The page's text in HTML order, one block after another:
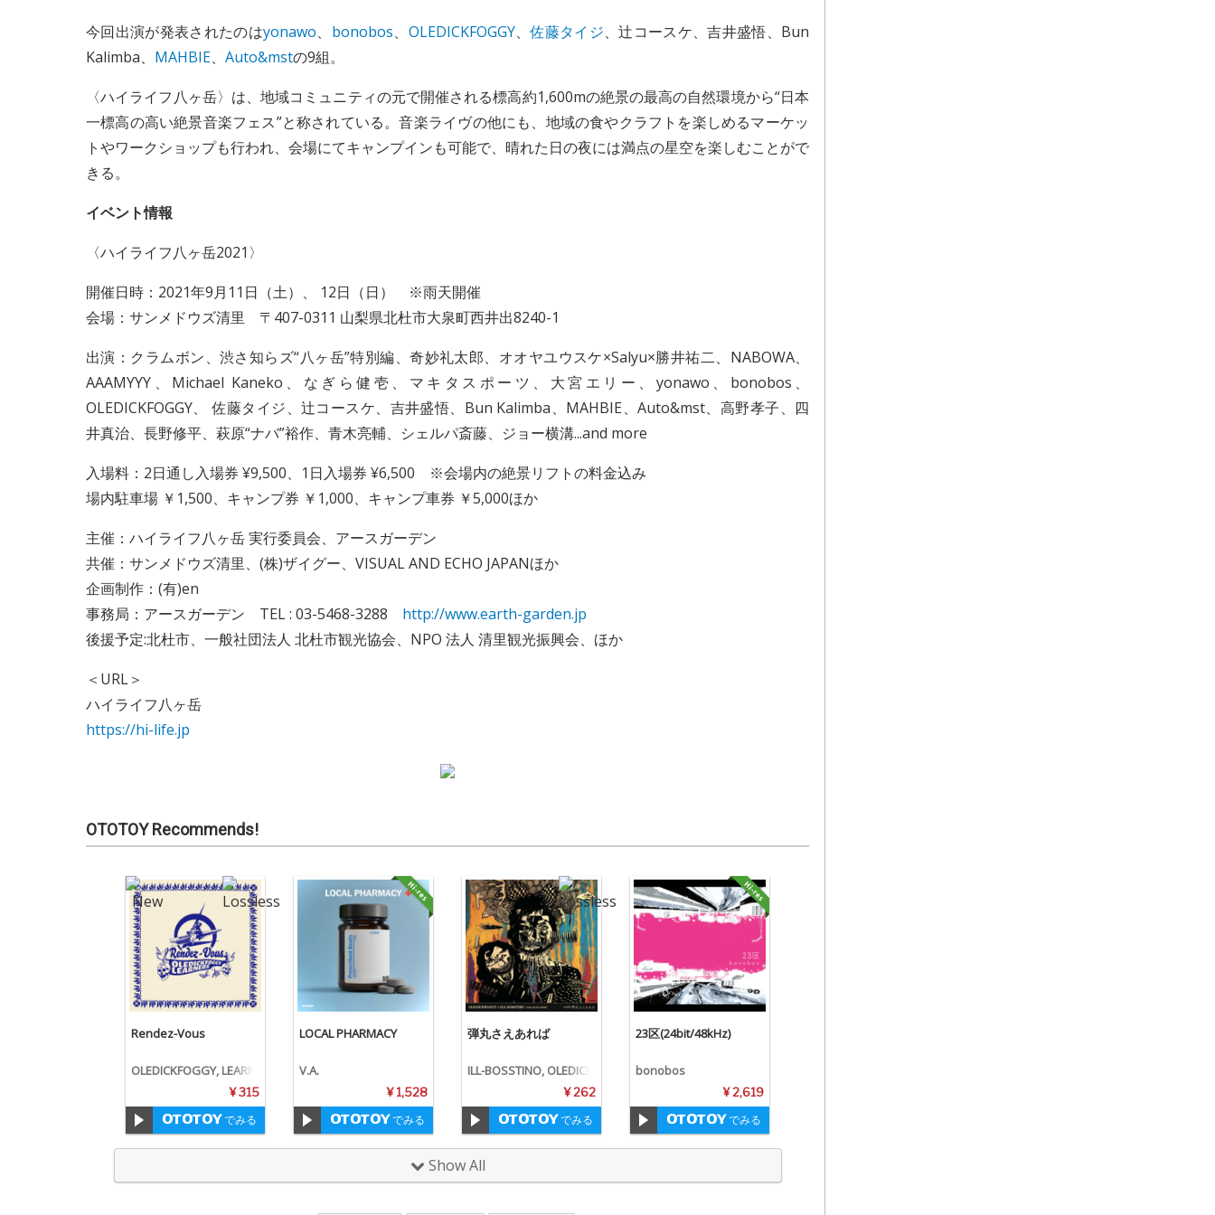
今回出演が発表されたのはyonawo、 bonobos、 OLEDICKFOGGY、佐藤タイジ、辻コースケ、吉井盛悟、Bun
Kalimba、 MAHBIE、 Auto&mstの9組。
〈ハイライフ八ヶ岳〉は、地域コミュニティの元で開催される標高約1,600mの絶景の最高の自然環境から“日本
一標高の高い絶景音楽フェス”と称されている。音楽ライヴの他にも、地域の食やクラフトを楽しめるマーケッ
トやワークショップも行われ、会場にてキャンプインも可能で、晴れた日の夜には満点の星空を楽しむことがで
きる。
イベント情報
〈ハイライフ八ヶ岳2021〉
開催日時：2021年9月11日（土）、 12日（日） ※雨天開催
会場：サンメドウズ清里 〒407-0311 山梨県北杜市大泉町西井出8240-1
出演：クラムボン、渋さ知らズ“八ヶ岳”特別編、奇妙礼太郎、オオヤユウスケ×Salyu×勝井祐二、NABOWA、
AAAMYYY、Michael Kaneko、なぎら健壱、マキタスポーツ、大宮エリー、yonawo、bonobos、
OLEDICKFOGGY、 佐藤タイジ、辻コースケ、吉井盛悟、Bun Kalimba、MAHBIE、Auto&mst、高野孝子、四
井真治、長野修平、萩原“ナバ”裕作、青木亮輔、シェルパ斎藤、ジョー横溝...and more
入場料：2日通し入場券 ¥9,500、1日入場券 ¥6,500 ※会場内の絶景リフトの料金込み
場内駐車場 ￥1,500、キャンプ券 ￥1,000、キャンプ車券 ￥5,000ほか
主催：ハイライフ八ヶ岳 実行委員会、アースガーデン
共催：サンメドウズ清里、(株)ザイグー、VISUAL AND ECHO JAPANほか
企画制作：(有)en
事務局：アースガーデン TEL : 03-5468-3288 http://www.earth-garden.jp
後援予定:北杜市、一般社団法人 北杜市観光協会、NPO 法人 清里観光振興会、ほか
＜URL＞
ハイライフ八ヶ岳
https://hi-life.jp
OTOTOY Recommends!
Rendez-Vous
OLEDICKFOGGY, LEARN
¥ 315
でみる
LOCAL PHARMACY
V.A.
¥ 1,528
でみる
弾丸さえあれば
ILL-BOSSTINO, OLEDICK
¥ 262
でみる
23区(24bit/48kHz)
bonobos
¥ 2,619
でみる
Show All